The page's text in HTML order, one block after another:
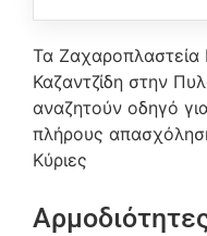
Τα Ζαχαροπλαστεία
Καζαντζίδη στην
αναζητούν οδηγό
πλήρους
Κύριες